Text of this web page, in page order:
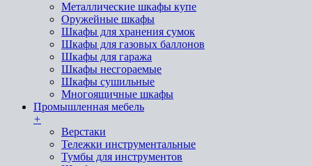
Металлические шкафы купе
Оружейные шкафы
Шкафы для хранения сумок
Шкафы для газовых баллонов
Шкафы для гаража
Шкафы несгораемые
Шкафы сушильные
Многоящичные шкафы
Промышленная мебель
+
Верстаки
Тележки инструментальные
Тумбы для инструментов